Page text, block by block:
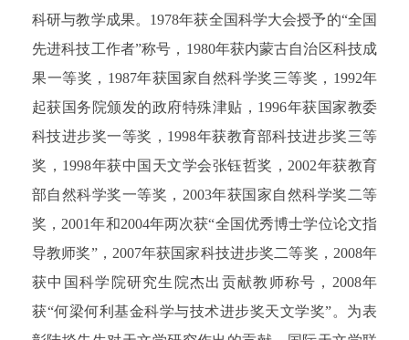
科研与教学成果。1978年获全国科学大会授予的“全国
先进科技工作者”称号，1980年获内蒙古自治区科技成
果一等奖，1987年获国家自然科学奖三等奖，1992年
起获国务院颁发的政府特殊津贴，1996年获国家教委
科技进步奖一等奖，1998年获教育部科技进步奖三等
奖，1998年获中国天文学会张钰哲奖，2002年获教育
部自然科学奖一等奖，2003年获国家自然科学奖二等
奖，2001年和2004年两次获“全国优秀博士学位论文指
导教师奖”，2007年获国家科技进步奖二等奖，2008年
获中国科学院研究生院杰出贡献教师称号，2008年
获“何梁何利基金科学与技术进步奖天文学奖”。为表